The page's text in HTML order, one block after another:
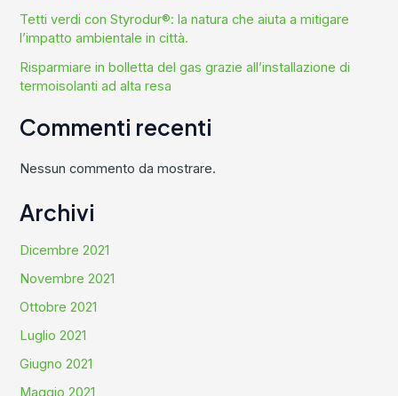
Tetti verdi con Styrodur®: la natura che aiuta a mitigare
l’impatto ambientale in città.
Risparmiare in bolletta del gas grazie all’installazione di
termoisolanti ad alta resa
Commenti recenti
Nessun commento da mostrare.
Archivi
Dicembre 2021
Novembre 2021
Ottobre 2021
Luglio 2021
Giugno 2021
Maggio 2021